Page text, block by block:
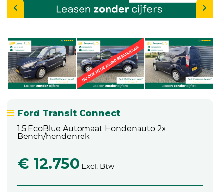
Ford Transit Connect
1.5 EcoBlue Automaat Hondenauto 2x
Bench/hondenrek
€ 12.750 Excl. Btw